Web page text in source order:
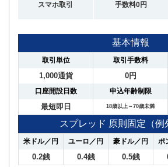
スマホ取引 手数料0円
基本情報
取引単位 取引手数料
1,000通貨 0円
口座開設日数 申込年齢制限
最短即日 18歳以上～70歳未満
スプレッド 原則固定（例
米ドル／円 ユーロ／円 豪ドル／円 ポ
0.2銭 0.4銭 0.5銭